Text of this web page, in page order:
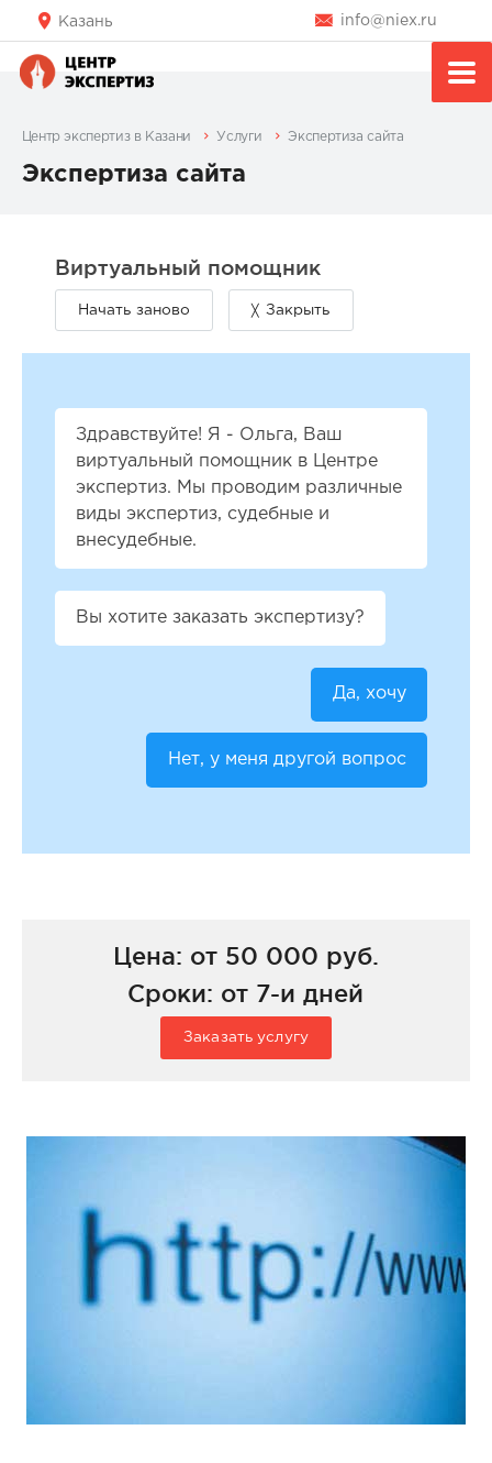
Казань info@niex.ru
Центр экспертиз в Казани Услуги Экспертиза сайта
Экспертиза сайта
Здравствуйте! Я - Ольга, Ваш
виртуальный помощник в Центре
экспертиз. Мы проводим различные
виды экспертиз, судебные и
внесудебные.
Вы хотите заказать экспертизу?
Да, хочу
Нет, у меня другой вопрос
Цена: от 50 000 руб.
Сроки: от 7-и дней
Заказать услугу